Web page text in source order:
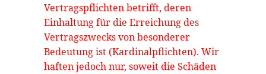
Vertragspflichten betrifft, deren
Einhaltung für die Erreichung des
Vertragszwecks von besonderer
Bedeutung ist (Kardinalpflichten). Wir
haften jedoch nur, soweit die Schäden